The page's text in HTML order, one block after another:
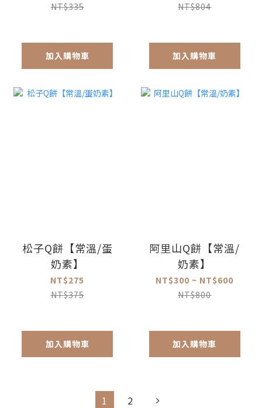
NT$335
加入購物車
NT$804
加入購物車
松子Q餅【常溫/蛋
奶素】
NT$275
NT$375
加入購物車
阿里山Q餅【常溫/
奶素】
NT$300 ~ NT$600
NT$800
加入購物車
1 2